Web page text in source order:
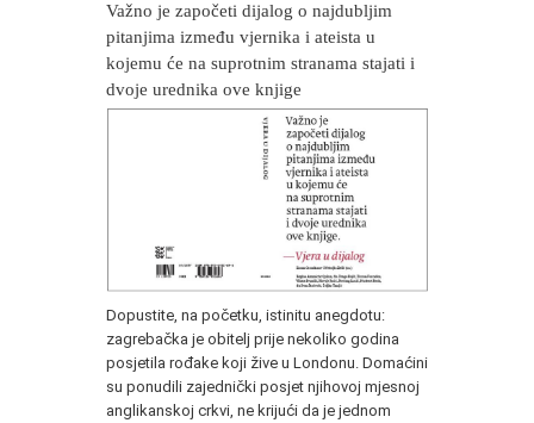
Važno je započeti dijalog o najdubljim
pitanjima između vjernika i ateista u
kojemu će na suprotnim stranama stajati i
dvoje urednika ove knjige
Dopustite, na početku, istinitu anegdotu:
zagrebačka je obitelj prije nekoliko godina
posjetila rođake koji žive u Londonu. Domaćini
su ponudili zajednički posjet njihovoj mjesnoj
anglikanskoj crkvi, ne krijući da je jednom